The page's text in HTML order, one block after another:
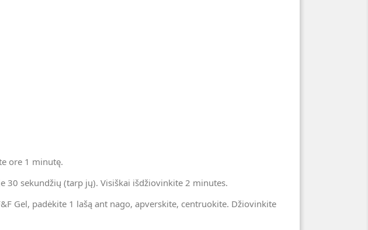
ore 1 minutę.
30 sekundžių (tarp jų). Visiškai išdžiovinkite 2 minutes.
Gel, padėkite 1 lašą ant nago, apverskite, centruokite. Džiovinkite